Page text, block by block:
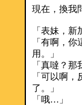
現在，換我
「表妹，新
「有啊，
用。」
「真噠？那
「可以啊
了。」
「哦…」